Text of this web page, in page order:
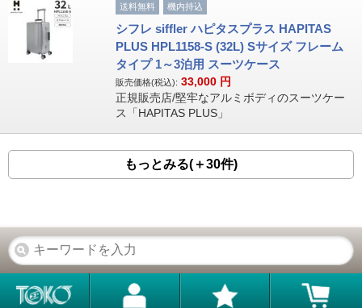
送料無料 機内持込
シフレ siffler ハピタスプラス HAPITAS
PLUS HPL1158-S (32L) Sサイズ フレーム
タイプ 1～3泊用 スーツケース
販売価格(税込): 33,000 円
正規販売店/堅牢なアルミボディのスーツケー
ス「HAPITAS PLUS」
もっとみる(＋30件)